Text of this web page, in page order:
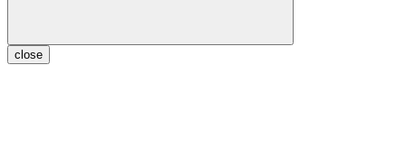
close